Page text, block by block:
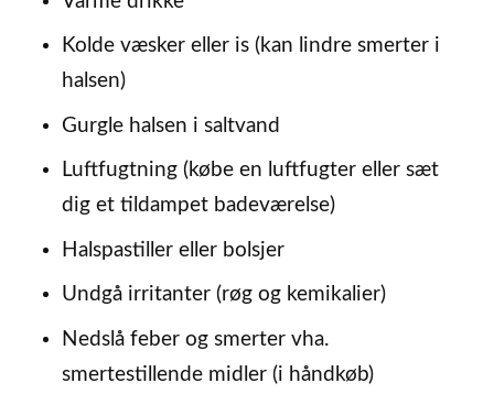
Kolde væsker eller is (kan lindre smerter i
halsen)
Gurgle halsen i saltvand
Luftfugtning (købe en luftfugter eller sæt
dig et tildampet badeværelse)
Halspastiller eller bolsjer
Undgå irritanter (røg og kemikalier)
Nedslå feber og smerter vha.
smertestillende midler (i håndkøb)